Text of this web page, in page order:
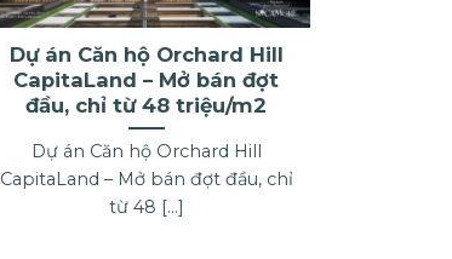
Dự án Căn hộ Orchard Hill
CapitaLand – Mở bán đợt
đầu, chỉ từ 48 triệu/m2
Dự án Căn hộ Orchard Hill
CapitaLand – Mở bán đợt đầu, chỉ
từ 48 [...]